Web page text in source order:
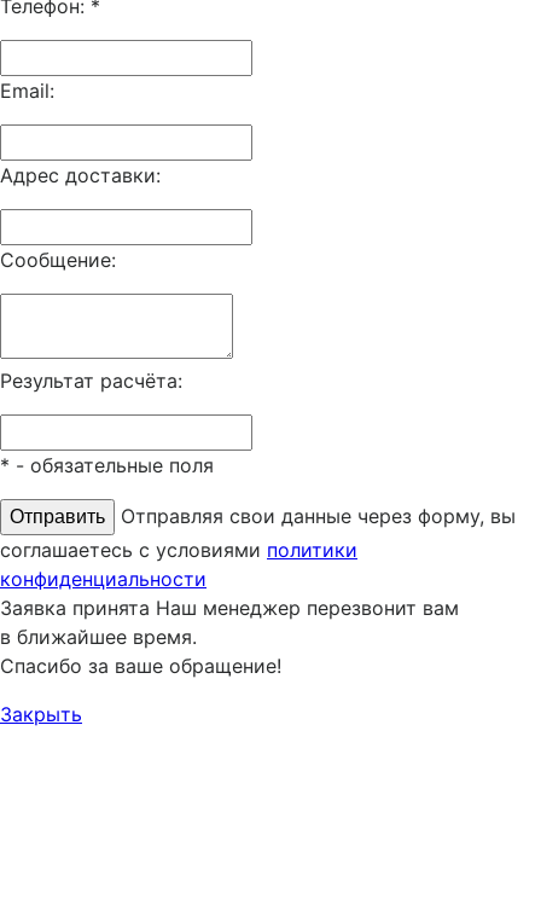
Телефон: *
Email:
Адрес доставки:
Сообщение:
Результат расчёта:
* - обязательные поля
Отправляя свои данные через форму, вы
соглашаетесь с условиями политики
конфиденциальности
Заявка принята Наш менеджер перезвонит вам
в ближайшее время.
Спасибо за ваше обращение!
Закрыть